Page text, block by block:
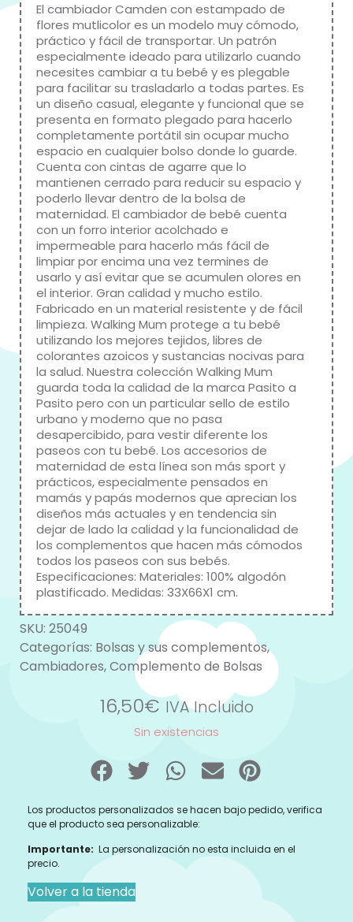
El cambiador Camden con estampado de
flores mutlicolor es un modelo muy cómodo,
práctico y fácil de transportar. Un patrón
especialmente ideado para utilizarlo cuando
necesites cambiar a tu bebé y es plegable
para facilitar su trasladarlo a todas partes. Es
un diseño casual, elegante y funcional que se
presenta en formato plegado para hacerlo
completamente portátil sin ocupar mucho
espacio en cualquier bolso donde lo guarde.
Cuenta con cintas de agarre que lo
mantienen cerrado para reducir su espacio y
poderlo llevar dentro de la bolsa de
maternidad. El cambiador de bebé cuenta
con un forro interior acolchado e
impermeable para hacerlo más fácil de
limpiar por encima una vez termines de
usarlo y así evitar que se acumulen olores en
el interior. Gran calidad y mucho estilo.
Fabricado en un material resistente y de fácil
limpieza. Walking Mum protege a tu bebé
utilizando los mejores tejidos, libres de
colorantes azoicos y sustancias nocivas para
la salud. Nuestra colección Walking Mum
guarda toda la calidad de la marca Pasito a
Pasito pero con un particular sello de estilo
urbano y moderno que no pasa
desapercibido, para vestir diferente los
paseos con tu bebé. Los accesorios de
maternidad de esta línea son más sport y
prácticos, especialmente pensados en
mamás y papás modernos que aprecian los
diseños más actuales y en tendencia sin
dejar de lado la calidad y la funcionalidad de
los complementos que hacen más cómodos
todos los paseos con sus bebés.
Especificaciones: Materiales: 100% algodón
plastificado. Medidas: 33X66X1 cm.
SKU: 25049
Categorías: Bolsas y sus complementos,
Cambiadores,Complemento de Bolsas
16,50€ IVA Incluido
Sin existencias
Los productos personalizados se hacen bajo pedido, verifica
que el producto sea personalizable:
Importante: La personalización no esta incluida en el
precio.
Volver a la tienda